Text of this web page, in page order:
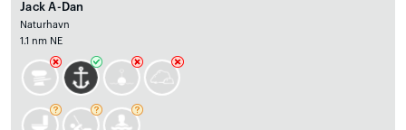
Jack A-Dan
Naturhavn
1.1 nm NE